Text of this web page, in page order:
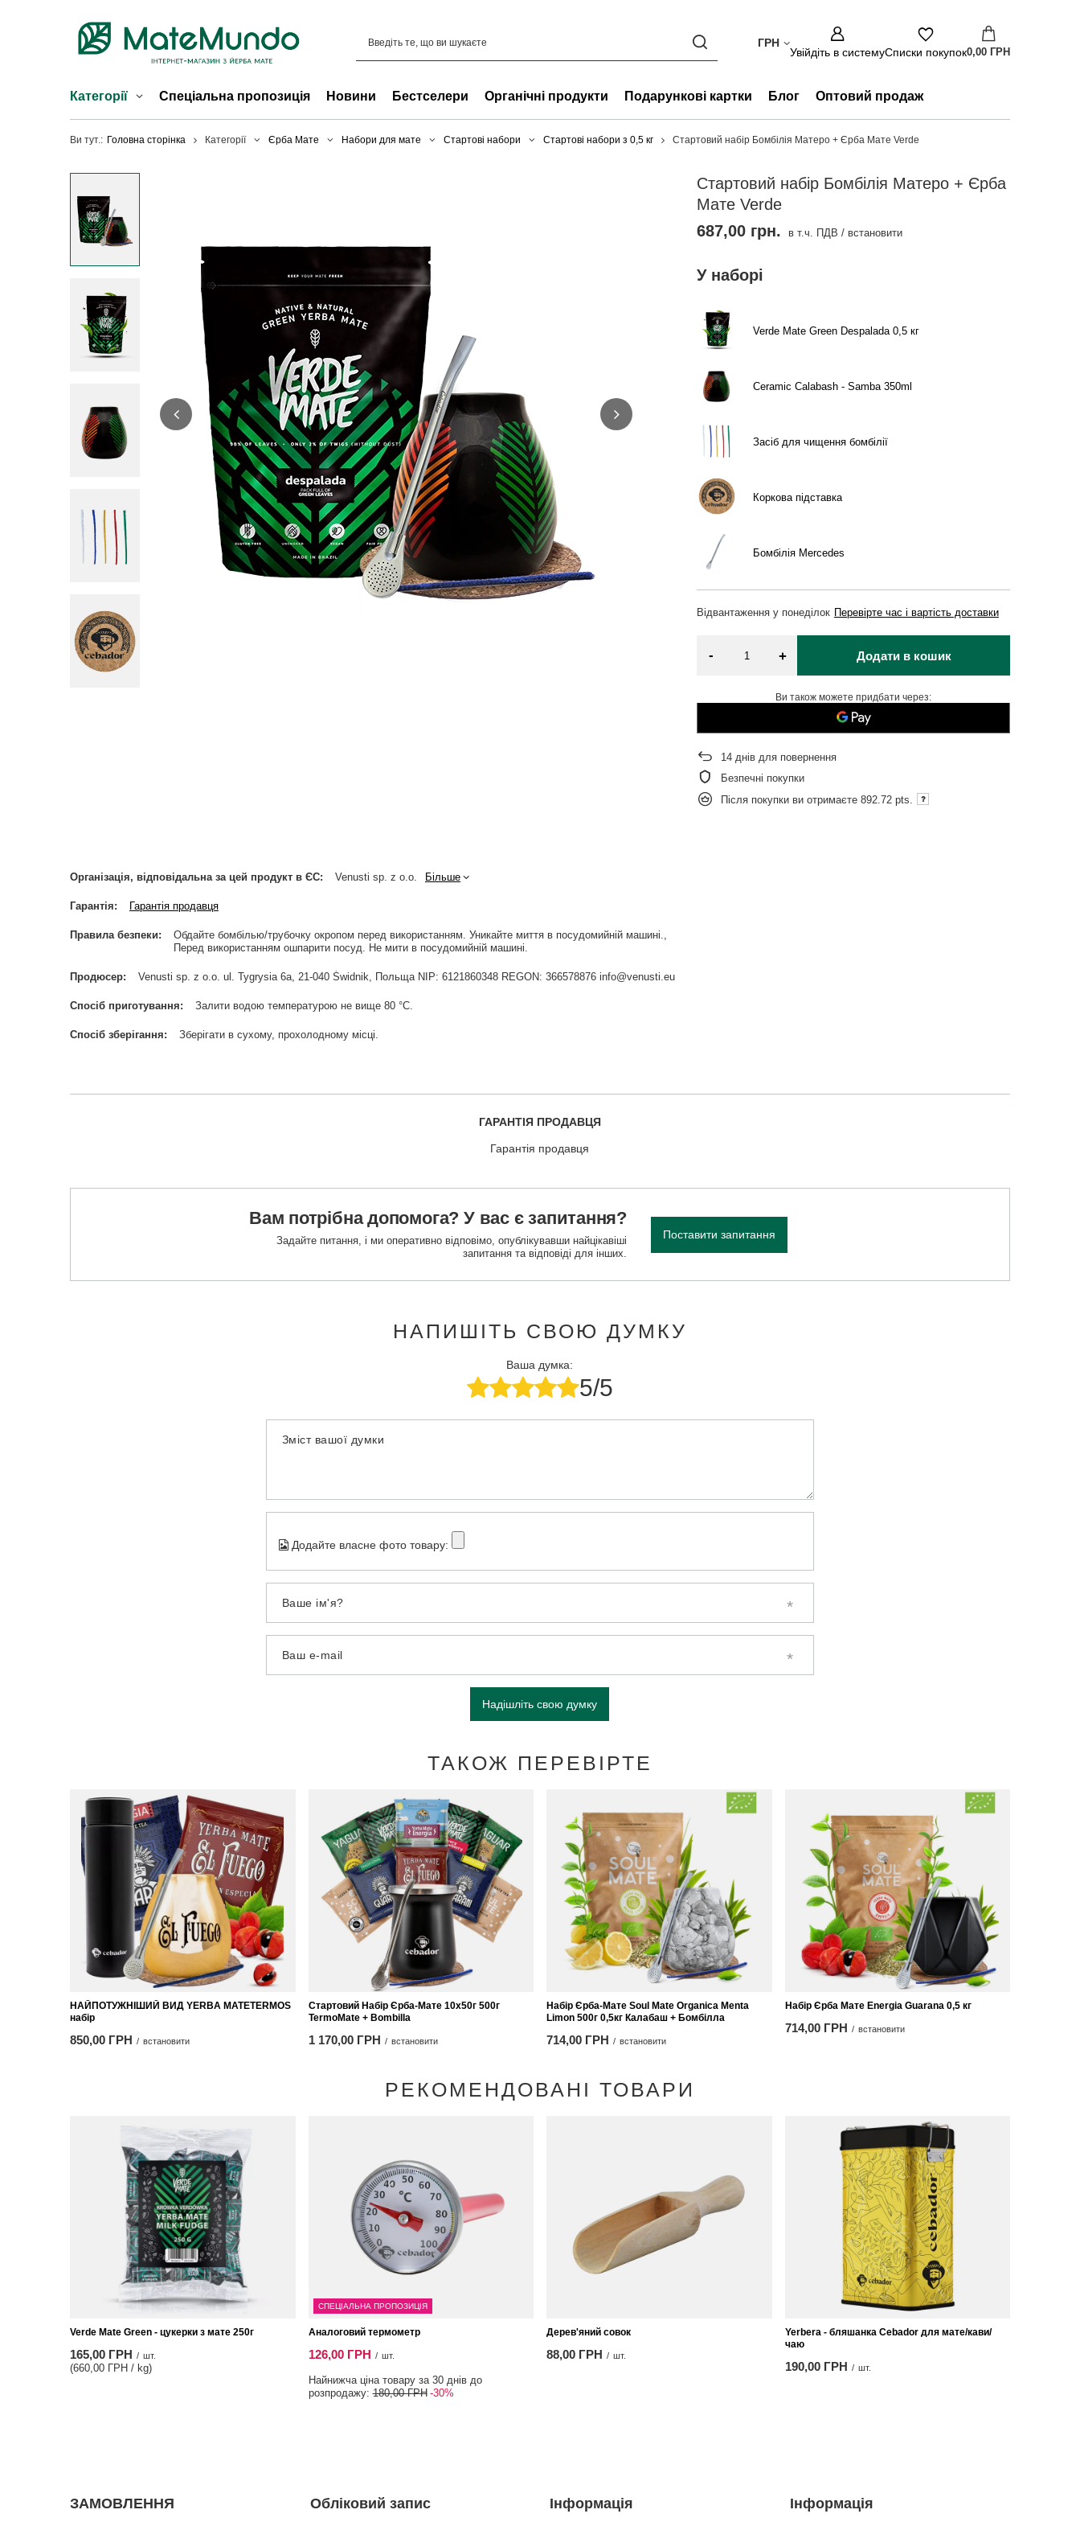
ГРН
Увійдіть в системуСписки покупок0,00 ГРН
Категорії Спеціальна пропозиція Новини Бестселери Органічні продукти Подарункові картки Блог Оптовий продаж
Ви тут.: Головна сторінка Категорії Єрба Мате Набори для мате Стартові набори Стартові набори з 0,5 кг Стартовий набір Бомбілія Матеро + Єрба Мате Verde
Стартовий набір Бомбілія Матеро + Єрба
Мате Verde
У наборі
Verde Mate Green Despalada 0,5 кг
Ceramic Calabash - Samba 350ml
Засіб для чищення бомбілії
Коркова підставка
Бомбілія Mercedes
Відвантаженняу понеділок Перевірте час і вартість доставки
687,00 грн. в т.ч. ПДВ / встановити
- + Додати в кошик
Ви також можете придбати через:
14 днів для повернення
Безпечні покупки
Після покупки ви отримаєте892.72 pts.
Організація, відповідальна за цей продукт в ЄС Venusti sp. z o.o. Більше
Гарантія Гарантія продавця
Правила безпеки
Обдайте бомбілью/трубочку окропом перед використанням. Уникайте миття в посудомийній машині.
Перед використанням ошпарити посуд. Не мити в посудомийній машині.
Продюсер Venusti sp. z o.o. ul. Tygrysia 6a, 21-040 Świdnik, Польща NIP: 6121860348 REGON: 366578876 info@venusti.eu
Спосіб приготування Залити водою температурою не вище 80 °С.
Спосіб зберігання Зберігати в сухому, прохолодному місці.
ГАРАНТІЯ ПРОДАВЦЯ
Гарантія продавця
Вам потрібна допомога? У вас є запитання?
Задайте питання, і ми оперативно відповімо, опублікувавши найцікавіші
запитання та відповіді для інших.
Поставити запитання
НАПИШІТЬ СВОЮ ДУМКУ
Ваша думка:
5/5
Зміст вашої думки
Додайте власне фото товару:
Ваше ім'я?
Ваш e-mail
Надішліть свою думку
ТАКОЖ ПЕРЕВІРТЕ
НАЙПОТУЖНІШИЙ ВИД YERBA MATETERMOS
набір
850,00 ГРН / встановити
Стартовий Набір Єрба-Мате 10x50г 500г
TermoMate + Bombilla
1 170,00 ГРН / встановити
Набір Єрба-Мате Soul Mate Organica Menta
Limon 500г 0,5кг Калабаш + Бомбілла
714,00 ГРН / встановити
Набір Єрба Мате Energia Guarana 0,5 кг
714,00 ГРН / встановити
РЕКОМЕНДОВАНІ ТОВАРИ
Verde Mate Green - цукерки з мате 250г
165,00 ГРН / шт.
(660,00 ГРН / kg)
СПЕЦІАЛЬНА ПРОПОЗИЦІЯ
Аналоговий термометр
126,00 ГРН / шт.
Найнижча ціна товару за 30 днів до
розпродажу:180,00 ГРН -30%
Дерев'яний совок
88,00 ГРН / шт.
Yerbera - бляшанка Cebador для мате/кави/
чаю
190,00 ГРН / шт.
ЗАМОВЛЕННЯ Обліковий запис Інформація Інформація